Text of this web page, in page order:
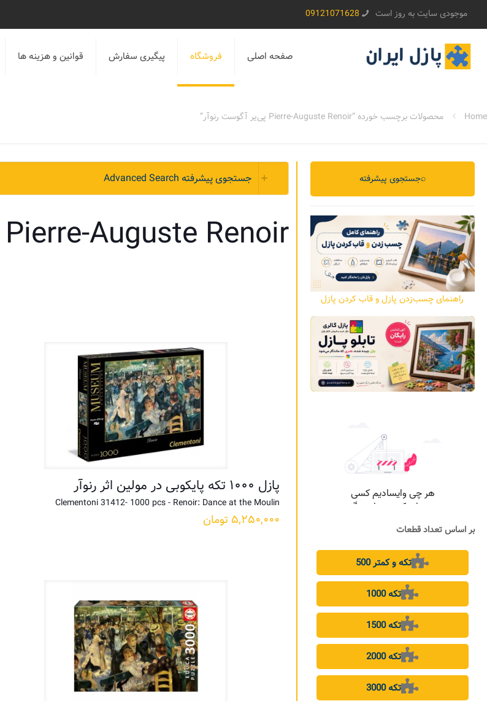
موجودی سایت به روز است 09121071628
صفحه اصلی فروشگاه پیگیری سفارش قوانین و هزینه ها
Home محصولات برچسب خورده “Pierre-Auguste Renoir پی‌یر آگوست رنوآر”
جستجوی پیشرفته Advanced Search
Pierre-Auguste Renoir پی‌یر آگوست رنوآر
پازل ۱۰۰۰ تکه پایکوبی در مولین اثر رنوآر
Clementoni 31412- 1000 pcs - Renoir: Dance at the Moulin
۵,۲۵۰,۰۰۰ تومان
جستجوی پیشرفته⌕
راهنمای چسب‌زدن پازل و قاب کردن پازل
بر اساس تعداد قطعات
500 تکه و کمتر
1000 تکه
1500 تکه
2000 تکه
3000 تکه